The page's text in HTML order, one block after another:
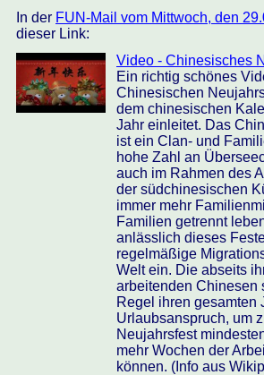
In der FUN-Mail vom Mittwoch, den
dieser Link:
Video - Chinesisches
Ein richtig schönes
Chinesischen
dem chinesischen
Jahr einleitet. Das
ist ein Clan- und
hohe Zahl an
auch im Rahmen des
der südchinesischen
immer mehr
Familien getrennt
anlässlich dieses
regelmäßige
Welt ein. Die abseits
arbeitenden Chinesen
Regel ihren gesamten
Urlaubsanspruch, um
Neujahrsfest
mehr Wochen der
können. (Info aus